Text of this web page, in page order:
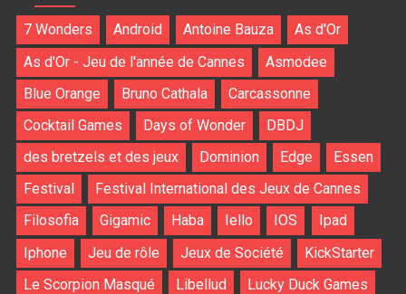
7 Wonders Android Antoine Bauza
As d'Or
As d'Or - Jeu de l'année de Cannes
Asmodee
Blue Orange
Bruno Cathala
Carcassonne
Cocktail Games
Days of Wonder
DBDJ
des bretzels et des jeux
Dominion Edge
Essen
Festival
Festival International des Jeux de Cannes
Filosofia
Gigamic Haba Iello IOS
Ipad
Iphone
Jeu de rôle Jeux de Société
KickStarter
Le Scorpion Masqué
Libellud
Lucky Duck Games